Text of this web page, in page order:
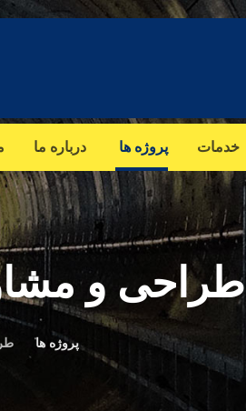
خدمات پروژه ها درباره ما
طراحی و
پروژه ها